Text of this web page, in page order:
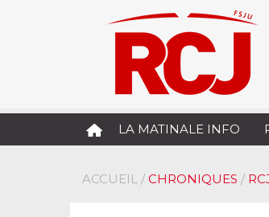
LA MATINALE INFO
ACCUEIL / CHRONIQUES /